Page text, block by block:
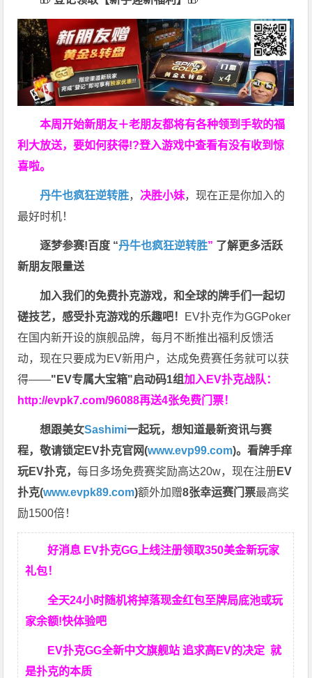
本周开始新朋友＋老朋友都将有各种领到手软的福
利大放送，要如何获得!?登入游戏中查看有没有收到惊
喜啦。
丹牛也疯狂逆转胜， 决胜小妹，现在正是你加入的
最好时机！
逐梦参赛!百度 “丹牛也疯狂逆转胜” 了解更多活跃
新朋友限量送
加入我们的免费扑克游戏，和全球的牌手们一起切
磋技艺，感受扑克游戏的乐趣吧！ EV扑克作为GGPoker
在国内新开设的旗舰品牌，每月不断推出福利反馈活
动，现在只要成为EV新用户，达成免费赛任务就可以获
得——"EV专属大宝箱"启动码1组加入EV扑克战队：
http://evpk7.com/96088再送4张免费门票！
想跟美女Sashimi一起玩，想知道最新资讯与赛
程，敬请锁定EV扑克官网(www.evp99.com)。看牌手痒
玩EV扑克，每日多场免费赛奖励高达20w，现在注册EV
扑克(www.evpk89.com)额外加赠8张幸运赛门票最高奖
励1500倍！
好消息 EV扑克GG上线注册领取350美金新玩家
礼包！
全天24小时随机将掉落现金红包至牌局底池或玩
家余额!快体验吧
EV扑克GG全新中文旗舰站 追求高EV的决定就
是扑克的本质